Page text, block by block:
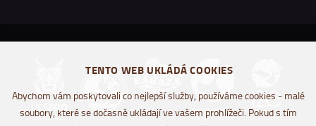
TENTO WEB UKLÁDÁ COOKIES
Abychom vám poskytovali co nejlepší služby, používáme cookies - malé
soubory, které se dočasně ukládají ve vašem prohlížeči. Pokud s tím